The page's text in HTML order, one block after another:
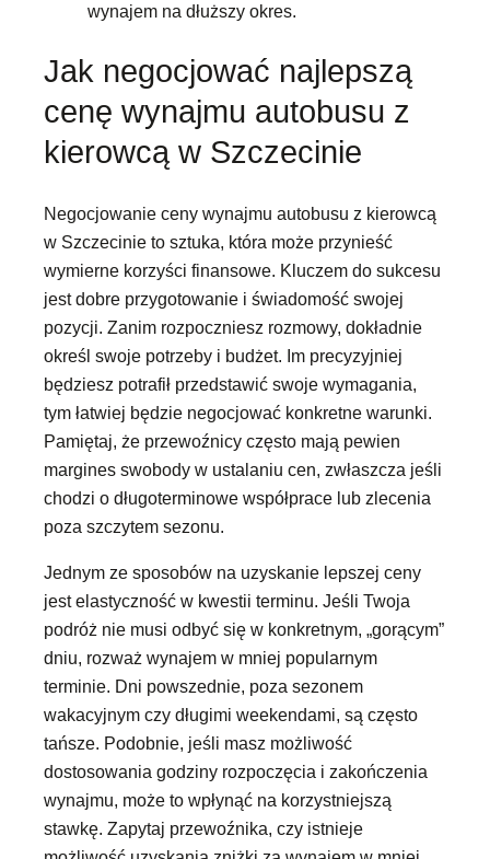
wynajem na dłuższy okres.
Jak negocjować najlepszą
cenę wynajmu autobusu z
kierowcą w Szczecinie
Negocjowanie ceny wynajmu autobusu z kierowcą
w Szczecinie to sztuka, która może przynieść
wymierne korzyści finansowe. Kluczem do sukcesu
jest dobre przygotowanie i świadomość swojej
pozycji. Zanim rozpoczniesz rozmowy, dokładnie
określ swoje potrzeby i budżet. Im precyzyjniej
będziesz potrafił przedstawić swoje wymagania,
tym łatwiej będzie negocjować konkretne warunki.
Pamiętaj, że przewoźnicy często mają pewien
margines swobody w ustalaniu cen, zwłaszcza jeśli
chodzi o długoterminowe współprace lub zlecenia
poza szczytem sezonu.
Jednym ze sposobów na uzyskanie lepszej ceny
jest elastyczność w kwestii terminu. Jeśli Twoja
podróż nie musi odbyć się w konkretnym, „gorącym”
dniu, rozważ wynajem w mniej popularnym
terminie. Dni powszednie, poza sezonem
wakacyjnym czy długimi weekendami, są często
tańsze. Podobnie, jeśli masz możliwość
dostosowania godziny rozpoczęcia i zakończenia
wynajmu, może to wpłynąć na korzystniejszą
stawkę. Zapytaj przewoźnika, czy istnieje